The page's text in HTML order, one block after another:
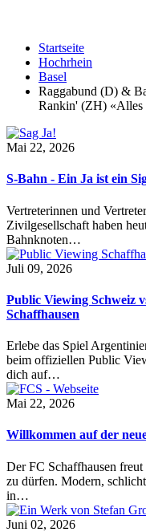
Startseite
Hochrhein
Basel
Raggabund (D) &
Rankin' (ZH) «Alles
Mai 22, 2026
S-Bahn - Ein Ja ist ein
Vertreterinnen und
Zivilgesellschaft haben
Bahnknoten…
Juli 09, 2026
Public Viewing Schweiz
Schaffhausen
Erlebe das Spiel
beim offiziellen Public
dich auf…
Mai 22, 2026
Willkommen auf der
Der FC Schaffhausen freut
zu dürfen. Modern,
in…
Juni 02, 2026